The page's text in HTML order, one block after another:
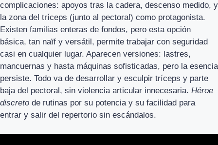
complicaciones: apoyos tras la cadera, descenso medido, y
la zona del tríceps (junto al pectoral) como protagonista.
Existen familias enteras de fondos, pero esta opción
básica, tan naïf y versátil, permite trabajar con seguridad
casi en cualquier lugar. Aparecen versiones: lastres,
mancuernas y hasta máquinas sofisticadas, pero la esencia
persiste. Todo va de desarrollar y esculpir tríceps y parte
baja del pectoral, sin violencia articular innecesaria. Héroe
discreto de rutinas por su potencia y su facilidad para
entrar y salir del repertorio sin escándalos.